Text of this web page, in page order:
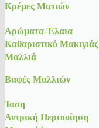
Κρέμες Ματιών
Αρώματα-Έλαια
Καθαριστικό Μακιγιάζ
Μαλλιά
Βαφές Μαλλιών
Ίαση
Αντρική Περιποίηση